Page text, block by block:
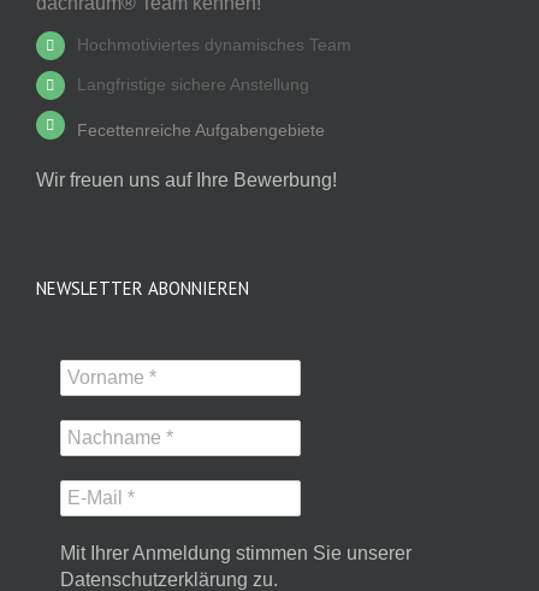
Hochmotiviertes dynamisches Team
Langfristige sichere Anstellung
Fecettenreiche Aufgabengebiete
Wir freuen uns auf Ihre Bewerbung!
NEWSLETTER ABONNIEREN
Mit Ihrer Anmeldung stimmen Sie unserer
Datenschutzerklärung zu.